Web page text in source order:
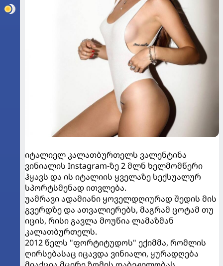
იტალიელ კალათბურთელს ვალენტინა
ვინიალის Instagram-ზე 2 მლნ ხელმომწერი
ჰყავს და ის იტალიის ყველაზე სექსუალურ
სპორტსმენად ითვლება.
უამრავი ადამიანი ყოველდღიურად შედის მის
გვერდზე და ათვალიერებს, მაგრამ ცოტამ თუ
იცის, რისი გავლა მოუწია ლამაზმან
კალათბურთელს.
2012 წელს "ფორტიტუდოს" ექიმმა, რომლის
ღირსებასაც იცავდა ვინიალი, ყურადღება